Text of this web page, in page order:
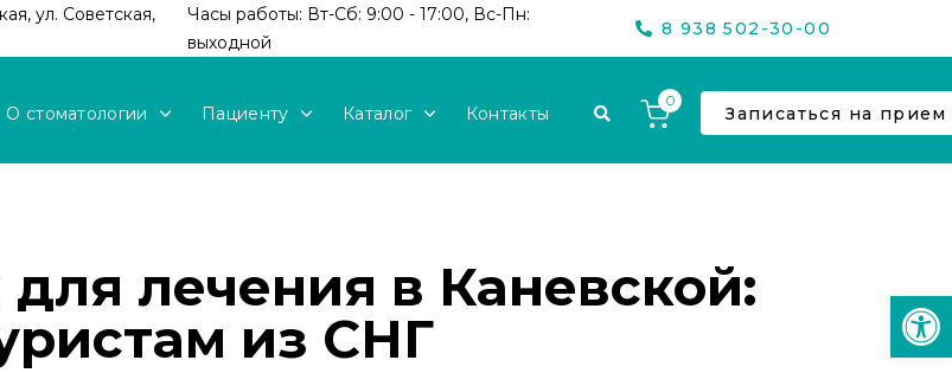
ул. Советская,
Часы работы: Вт-Сб: 9:00 - 17:00, Вс-Пн:
выходной
8 938 502-30-00
О стоматологии Пациенту Каталог Контакты
0
Записаться на прием
лечения в Каневской:
из СНГ